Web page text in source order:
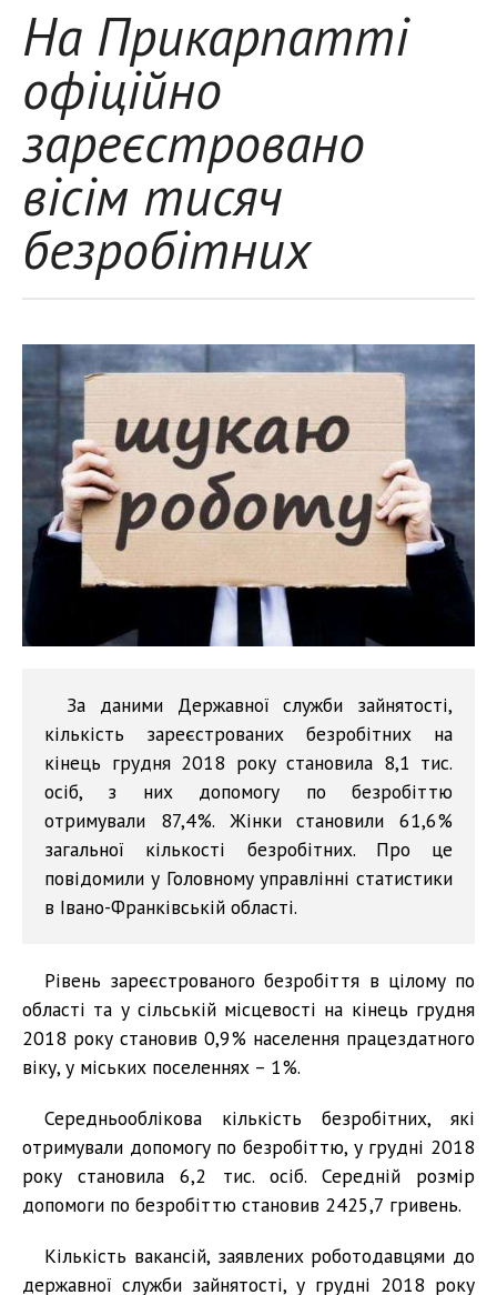
На Прикарпатті
офіційно
зареєстровано
вісім тисяч
безробітних
За даними Державної служби зайнятості,
кількість зареєстрованих безробітних на
кінець грудня 2018 року становила 8,1 тис.
осіб, з них допомогу по безробіттю
отримували 87,4%. Жінки становили 61,6%
загальної кількості безробітних. Про це
повідомили у Головному управлінні статистики
в Івано-Франківській області.
Рівень зареєстрованого безробіття в цілому по
області та у сільській місцевості на кінець грудня
2018 року становив 0,9% населення працездатного
віку, у міських поселеннях – 1%.
Середньооблікова кількість безробітних, які
отримували допомогу по безробіттю, у грудні 2018
року становила 6,2 тис. осіб. Середній розмір
допомоги по безробіттю становив 2425,7 гривень.
Кількість вакансій, заявлених роботодавцями до
державної служби зайнятості, у грудні 2018 року